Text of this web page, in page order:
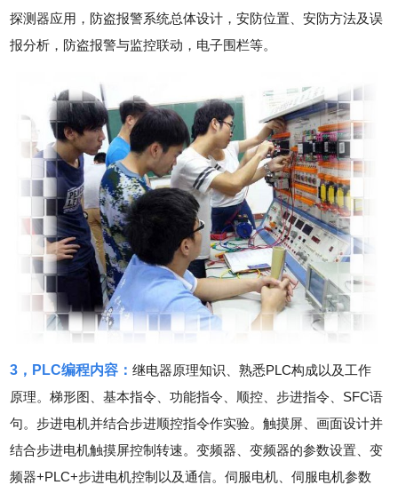
探测器应用，防盗报警系统总体设计，安防位置、安防方法及误
报分析，防盗报警与监控联动，电子围栏等。
3，PLC编程内容：继电器原理知识、熟悉PLC构成以及工作
原理。梯形图、基本指令、功能指令、顺控、步进指令、SFC语
句。步进电机并结合步进顺控指令作实验。触摸屏、画面设计并
结合步进电机触摸屏控制转速。变频器、变频器的参数设置、变
频器+PLC+步进电机控制以及通信。伺服电机、伺服电机参数